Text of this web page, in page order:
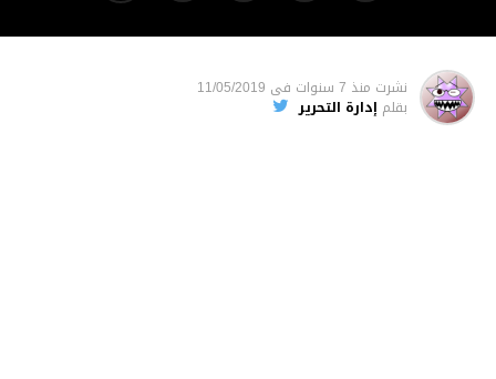
نشرت منذ 7 سنوات فى 11/05/2019
بقلم إدارة التحرير